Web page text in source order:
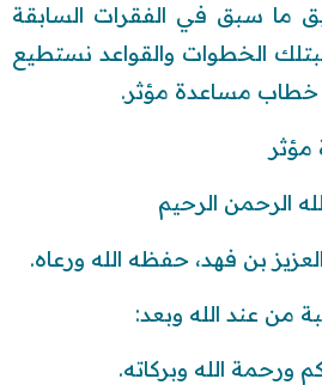
ما سبق في الفقرات السابقة
الخطوات والقواعد نستطيع
مساعدة مؤثر.
الرحمن الرحيم
بن فهد، حفظه الله ورعاه.
من عند الله وبعد:
ورحمة الله وبركاته.